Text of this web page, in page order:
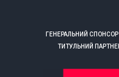
ГЕНЕРАЛЬНИЙ
ТИТУЛЬНИЙ